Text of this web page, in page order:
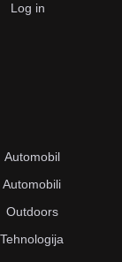
Log in
Automobil
Automobili
Outdoors
Tehnologija